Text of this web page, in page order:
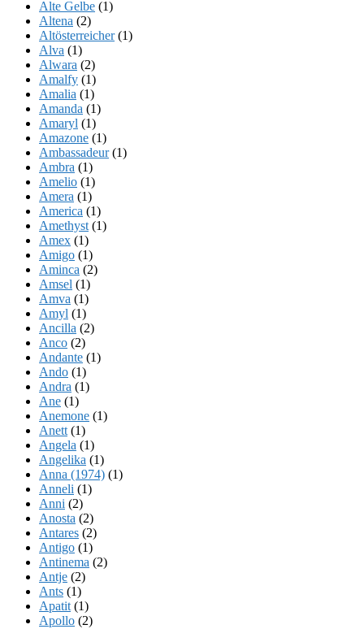
Alte Gelbe (1)
Altena (2)
Altösterreicher(1)
Alva (1)
Alwara (2)
Amalfy (1)
Amalia (1)
Amanda (1)
Amaryl (1)
Amazone (1)
Ambassadeur(1)
Ambra (1)
Amelio (1)
Amera (1)
America (1)
Amethyst (1)
Amex (1)
Amigo (1)
Aminca (2)
Amsel (1)
Amva (1)
Amyl (1)
Ancilla (2)
Anco (2)
Andante (1)
Ando (1)
Andra (1)
Ane (1)
Anemone (1)
Anett (1)
Angela (1)
Angelika (1)
Anna (1974) (1)
Anneli (1)
Anni (2)
Anosta (2)
Antares (2)
Antigo (1)
Antinema (2)
Antje (2)
Ants (1)
Apatit (1)
Apollo (2)